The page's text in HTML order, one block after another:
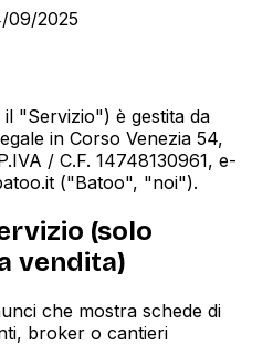
09/2025
"Servizio") è gestita da
in Corso Venezia 54,
/ C.F. 14748130961, e-
("Batoo", "noi").
(solo
vendita)
che mostra schede di
broker o cantieri